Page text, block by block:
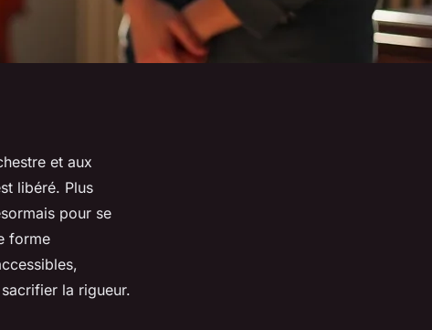
et aux
libéré. Plus
pour se
forme
la rigueur.